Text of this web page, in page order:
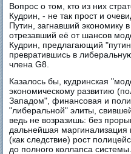
Вопрос о том, кто из них
Кудрин, - не так прост и
Путин, загнавший экономику
отрезавший её от шансов
Кудрин, предлагающий
превратившись в
члена G8.
Казалось бы, кудринская
экономическому развитию
Западом", финансовая и
"либеральной" элиты,
ведь не возразишь: без
дальнейшая
(как следствие) рост
до полного коллапса системы.